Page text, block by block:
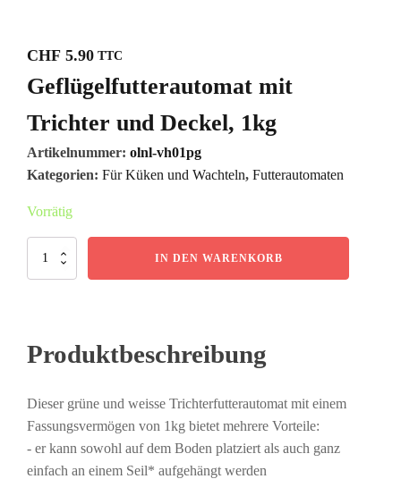
CHF 5.90 TTC
Geflügelfutterautomat mit
Trichter und Deckel, 1kg
Artikelnummer: olnl-vh01pg
Kategorien: Für Küken und Wachteln, Futterautomaten
Vorrätig
Geflügelfutterautomat
Menge
IN DEN WARENKORB
Produktbeschreibung
Dieser grüne und weisse Trichterfutterautomat mit einem
Fassungsvermögen von 1kg bietet mehrere Vorteile:
- er kann sowohl auf dem Boden platziert als auch ganz
einfach an einem Seil* aufgehängt werden